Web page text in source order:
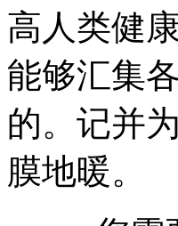
高人类健
能够汇集
的。记并
膜地暖。